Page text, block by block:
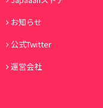
お知らせ
公式Twitter
運営会社